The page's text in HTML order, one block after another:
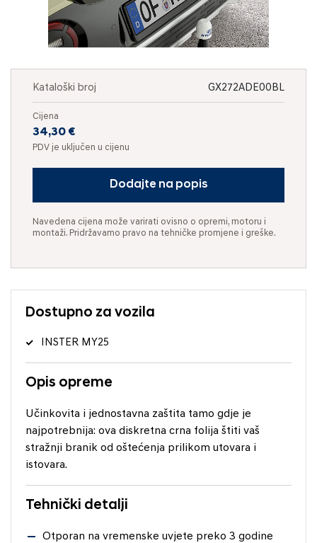
Kataloški broj GX272ADE00BL
Cijena
34,30 €
PDV je uključen u cijenu
Dodajte na popis
Navedena cijena može varirati ovisno o opremi, motoru i
montaži. Pridržavamo pravo na tehničke promjene i greške.
Dostupno za vozila
INSTER MY25
Opis opreme
Učinkovita i jednostavna zaštita tamo gdje je
najpotrebnija: ova diskretna crna folija štiti vaš
stražnji branik od oštećenja prilikom utovara i
istovara.
Tehnički detalji
Otporan na vremenske uvjete preko 3 godine